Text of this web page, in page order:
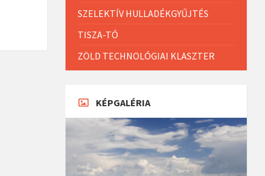
SZELEKTÍV HULLADÉKGYŰJTÉS
TISZA-TÓ
ZÖLD TECHNOLÓGIAI KLASZTER
KÉPGALÉRIA